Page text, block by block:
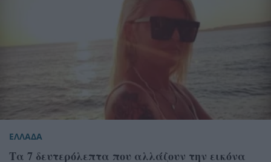
ΕΛΛΑΔΑ
Τα 7 δευτερόλεπτα που αλλάζουν την εικόνα